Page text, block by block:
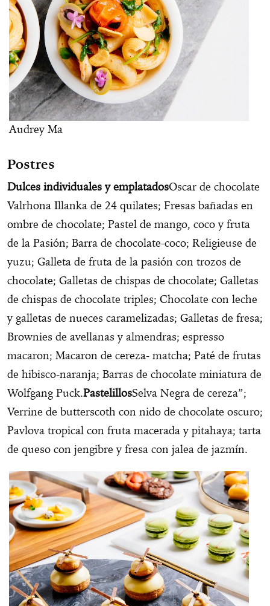
Audrey Ma
Postres
Dulces individuales y emplatadosOscar de chocolate
Valrhona Illanka de 24 quilates; Fresas bañadas en
ombre de chocolate; Pastel de mango, coco y fruta
de la Pasión; Barra de chocolate-coco; Religieuse de
yuzu; Galleta de fruta de la pasión con trozos de
chocolate; Galletas de chispas de chocolate; Galletas
de chispas de chocolate triples; Chocolate con leche
y galletas de nueces caramelizadas; Galletas de fresa;
Brownies de avellanas y almendras; espresso
macaron; Macaron de cereza- matcha; Paté de frutas
de hibisco-naranja; Barras de chocolate miniatura de
Wolfgang Puck.PastelillosSelva Negra de cereza”;
Verrine de butterscoth con nido de chocolate oscuro;
Pavlova tropical con fruta macerada y pitahaya; tarta
de queso con jengibre y fresa con jalea de jazmín.